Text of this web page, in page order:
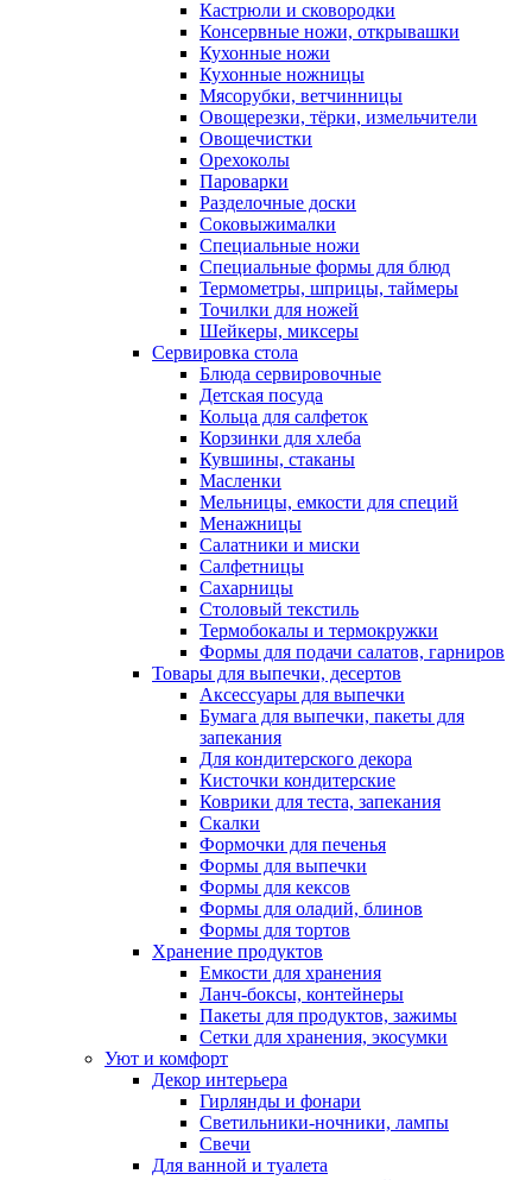
Кастрюли и сковородки
Консервные ножи, открывашки
Кухонные ножи
Кухонные ножницы
Мясорубки, ветчинницы
Овощерезки, тёрки, измельчители
Овощечистки
Орехоколы
Пароварки
Разделочные доски
Соковыжималки
Специальные ножи
Специальные формы для блюд
Термометры, шприцы, таймеры
Точилки для ножей
Шейкеры, миксеры
Сервировка стола
Блюда сервировочные
Детская посуда
Кольца для салфеток
Корзинки для хлеба
Кувшины, стаканы
Масленки
Мельницы, емкости для специй
Менажницы
Салатники и миски
Салфетницы
Сахарницы
Столовый текстиль
Термобокалы и термокружки
Формы для подачи салатов, гарниров
Товары для выпечки, десертов
Аксессуары для выпечки
Бумага для выпечки, пакеты для
запекания
Для кондитерского декора
Кисточки кондитерские
Коврики для теста, запекания
Скалки
Формочки для печенья
Формы для выпечки
Формы для кексов
Формы для оладий, блинов
Формы для тортов
Хранение продуктов
Емкости для хранения
Ланч-боксы, контейнеры
Пакеты для продуктов, зажимы
Сетки для хранения, экосумки
Уют и комфорт
Декор интерьера
Гирлянды и фонари
Светильники-ночники, лампы
Свечи
Для ванной и туалета